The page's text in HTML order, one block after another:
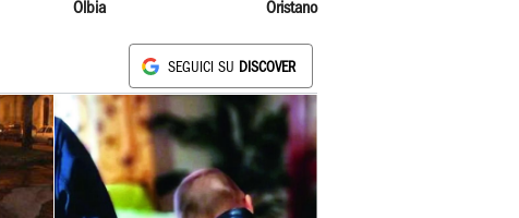
Olbia Oristano
SEGUICI SU DISCOVER